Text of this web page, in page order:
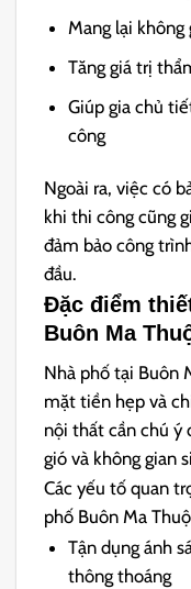
Mang lại không
Tăng giá trị
Giúp gia chủ
công
Ngoài ra, việc có
khi thi công cũng
đảm bảo công
đầu.
Đặc điểm
Buôn Ma
Nhà phố tại Buôn
mặt tiền hẹp và
nội thất cần chú ý
gió và không gian
Các yếu tố quan
phố Buôn Ma
Tận dụng ánh
thông thoáng